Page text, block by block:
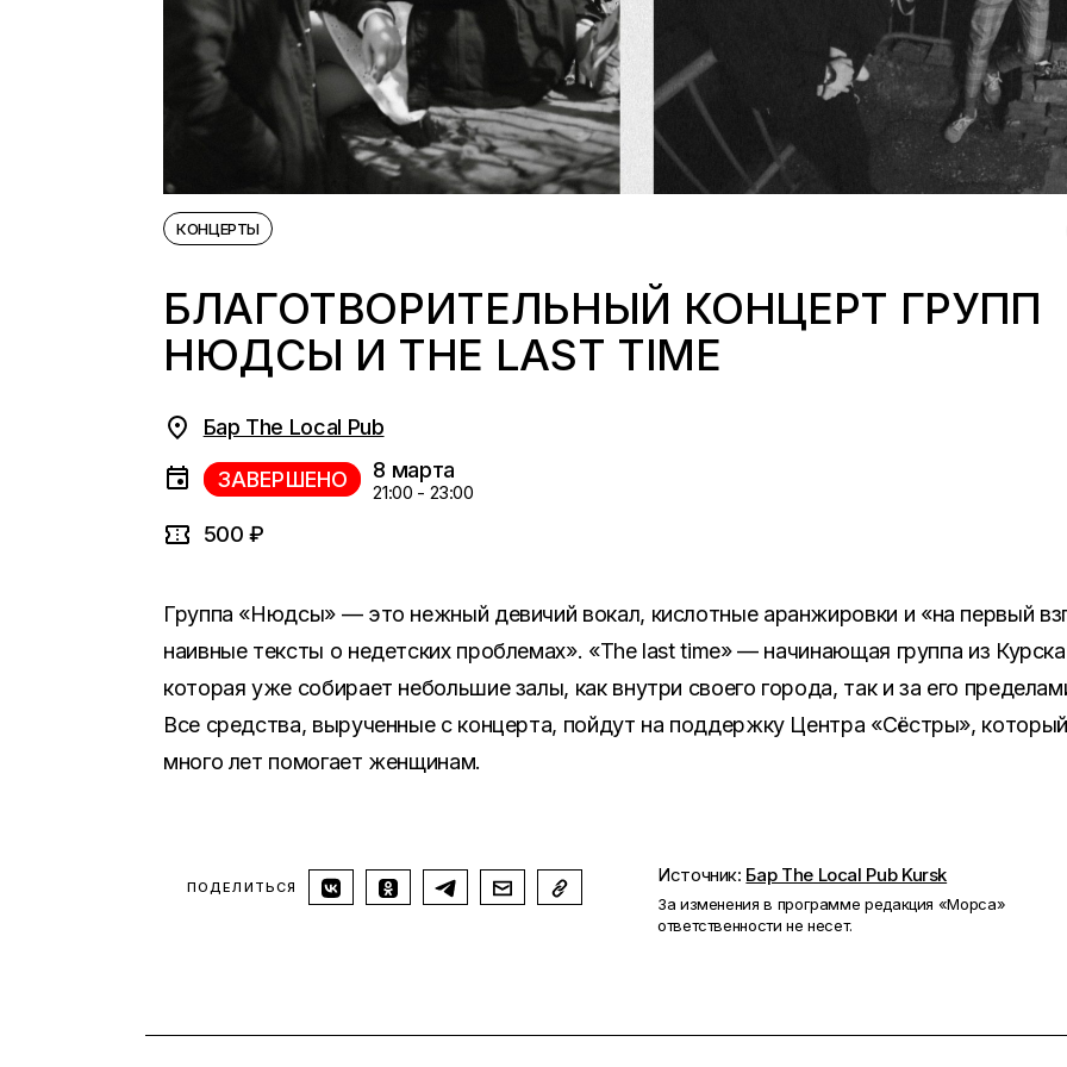
КОНЦЕРТЫ
БЛАГОТВОРИТЕЛЬНЫЙ КОНЦЕРТ ГРУПП
НЮДСЫ И THE LAST TIME
Бар The Local Pub
ЗАВЕРШЕНО 8 марта
21:00 - 23:00
500 ₽
Группа «Нюдсы» — это нежный девичий вокал, кислотные аранжировки и «на первый
наивные тексты о недетских проблемах». «The last time» — начинающая группа из
которая уже собирает небольшие залы, как внутри своего города, так и за его
Все средства, вырученные с концерта, пойдут на поддержку Центра «Сёстры», который
много лет помогает женщинам.
ПОДЕЛИТЬСЯ
Источник: Бар The Local Pub Kursk
За изменения в программе редакция «Морса»
ответственности не несет.